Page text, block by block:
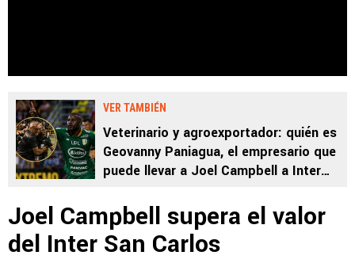
VER TAMBIÉN
Veterinario y agroexportador: quién es
Geovanny Paniagua, el empresario que
puede llevar a Joel Campbell a Inter
Joel Campbell supera el valor
del Inter San Carlos